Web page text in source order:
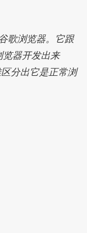
歌浏览器。它跟
器开发出来
分出它是正常浏